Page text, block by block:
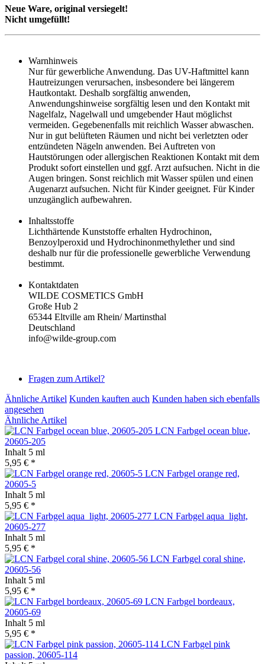
Neue Ware, original versiegelt!
Nicht umgefüllt!
Warnhinweis
Nur für gewerbliche Anwendung. Das UV-Haftmittel kann
Hautreizungen verursachen, insbesondere bei längerem
Hautkontakt. Deshalb sorgfältig anwenden,
Anwendungshinweise sorgfältig lesen und den Kontakt mit
Nagelfalz, Nagelwall und umgebender Haut möglichst
vermeiden. Gegebenenfalls mit reichlich Wasser abwaschen.
Nur in gut belüfteten Räumen und nicht bei verletzten oder
entzündeten Nägeln anwenden. Bei Auftreten von
Hautstörungen oder allergischen Reaktionen Kontakt mit dem
Produkt sofort einstellen und ggf. Arzt aufsuchen. Nicht in die
Augen bringen. Sonst reichlich mit Wasser spülen und einen
Augenarzt aufsuchen. Nicht für Kinder geeignet. Für Kinder
unzugänglich aufbewahren.
Inhaltsstoffe
Lichthärtende Kunststoffe erhalten Hydrochinon,
Benzoylperoxid und Hydrochinonmethylether und sind
deshalb nur für die professionelle gewerbliche Verwendung
bestimmt.
Kontaktdaten
WILDE COSMETICS GmbH
Große Hub 2
65344 Eltville am Rhein/ Martinsthal
Deutschland
info@wilde-group.com
Fragen zum Artikel?
Ähnliche Artikel Kunden kauften auch Kunden haben sich ebenfalls
angesehen
Ähnliche Artikel
LCN Farbgel ocean blue,
20605-205
Inhalt 5 ml
5,95 € *
LCN Farbgel orange red,
20605-5
Inhalt 5 ml
5,95 € *
LCN Farbgel aqua_light,
20605-277
Inhalt 5 ml
5,95 € *
LCN Farbgel coral shine,
20605-56
Inhalt 5 ml
5,95 € *
LCN Farbgel bordeaux,
20605-69
Inhalt 5 ml
5,95 € *
LCN Farbgel pink
passion, 20605-114